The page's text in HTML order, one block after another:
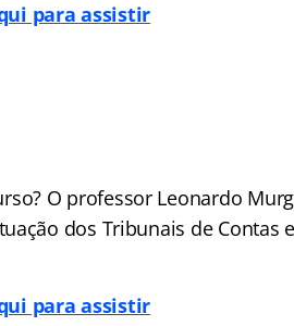
para assistir
O professor Leonardo
dos Tribunais de Contas
para assistir